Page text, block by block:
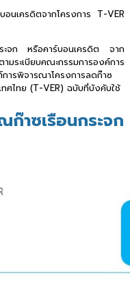
อนเครดิตจากโครงการ T-VER
ะจก หรือคาร์บอนเครดิต จาก
ะเบียบคณะกรรมการองค์การ
ารพิจารณาโครงการลดก๊าซ
ทศไทย (T-VER) ฉบับที่บังคับใช้
าซเรือนกระจก